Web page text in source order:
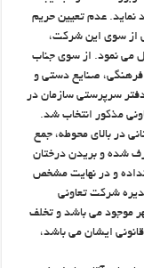
عدم تعیین حریم
از سوی این شرکت،
می نمود. از سوی جناب
فرهنگی، صنایع دستی و
سرپرستی سازمان در
مذکور انتخاب شد.
در بالای محوطه، جمع
شده و بریدن درختان
نداده و در نهایت مشخص
شرکت تعاونی
موجود می باشد و تخلف
ایشان می باشد،